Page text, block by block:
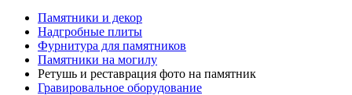
Памятники и декор
Надгробные плиты
Фурнитура для памятников
Памятники на могилу
Ретушь и реставрация фото на памятник
Гравировальное оборудование